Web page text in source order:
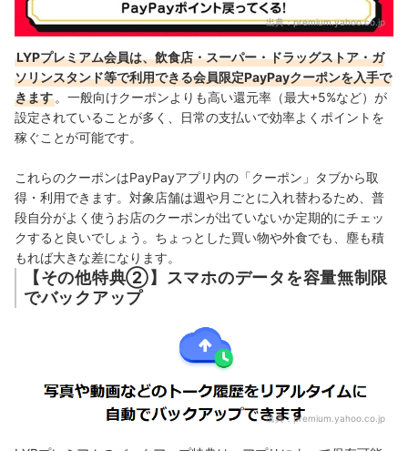
出典：premium.yahoo.co.jp
LYPプレミアム会員は、飲食店・スーパー・ドラッグストア・ガ
ソリンスタンド等で利用できる会員限定PayPayクーポンを入手で
きます 。一般向けクーポンよりも高い還元率（最大+5%など）が
設定されていることが多く、日常の支払いで効率よくポイントを
稼ぐことが可能です。
これらのクーポンはPayPayアプリ内の「クーポン」タブから取
得・利用できます。対象店舗は週や月ごとに入れ替わるため、普
段自分がよく使うお店のクーポンが出ていないか定期的にチェッ
クすると良いでしょう。ちょっとした買い物や外食でも、塵も積
もれば大きな差になります。
【その他特典②】スマホのデータを容量無制限
でバックアップ
出典： premium.yahoo.co.jp